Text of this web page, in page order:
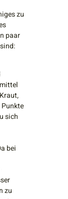
zu
paar
sich
bei
zu